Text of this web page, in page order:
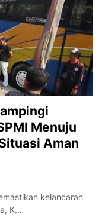
Menuju
Aman
kelancaran
K…